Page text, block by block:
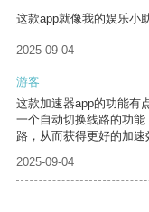
这款app就像我的娱乐小
2025-09-04
游客
这款加速器app的功能有
一个自动切换线路的功
路，从而获得更好的加速
2025-09-04